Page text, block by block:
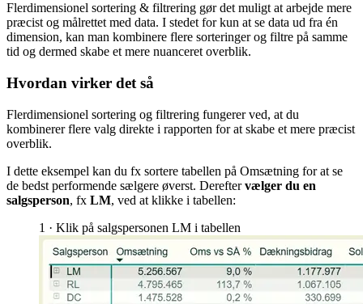
Flerdimensionel sortering & filtrering gør det muligt at arbejde mere
præcist og målrettet med data. I stedet for kun at se data ud fra én
dimension, kan man kombinere flere sorteringer og filtre på samme
tid og dermed skabe et mere nuanceret overblik.
Hvordan virker det så
Flerdimensionel sortering og filtrering fungerer ved, at du
kombinerer flere valg direkte i rapporten for at skabe et mere præcist
overblik.
I dette eksempel kan du fx sortere tabellen på Omsætning for at se
de bedst performende sælgere øverst. Dereftervælger du en
salgsperson, fx LM, ved at klikke i tabellen:
1 · Klik på salgspersonen LM i tabellen